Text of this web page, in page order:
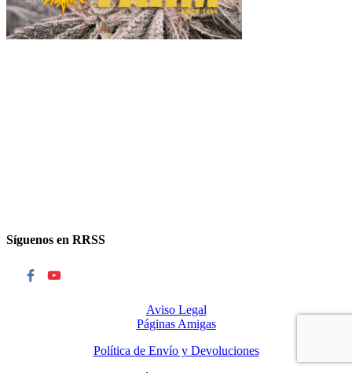
Síguenos en RRSS
Aviso Legal
Páginas Amigas
Política de Envío y Devoluciones